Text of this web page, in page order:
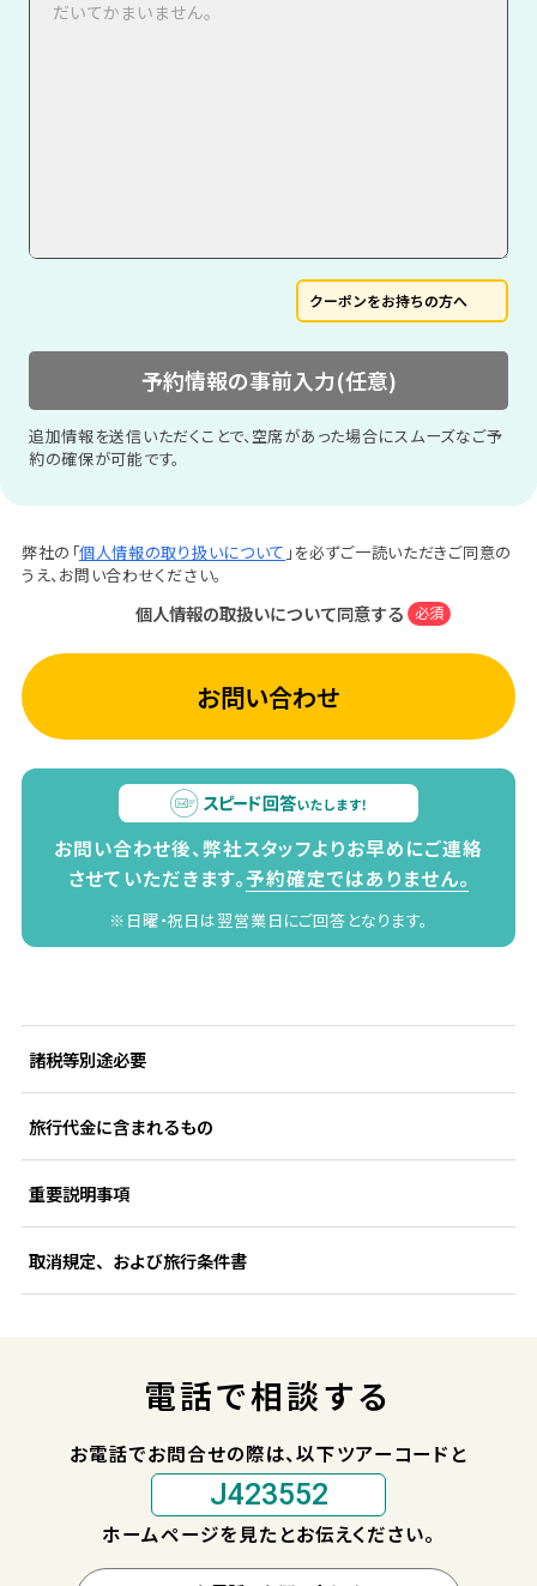
クーポンをお持ちの方へ
予約情報の事前入力(任意)
追加情報を送信いただくことで、空席があった場合にスムーズなご予
約の確保が可能です。
弊社の「個人情報の取り扱いについて 」を必ずご一読いただきご同意の
うえ、お問い合わせください。
個人情報の取扱いについて同意する 必須
お問い合わせ
お問い合わせ後、弊社スタッフよりお早めにご連絡
させていただきます。予約確定ではありません。
※日曜・祝日は翌営業日にご回答となります。
諸税等別途必要
旅行代金に含まれるもの
重要説明事項
取消規定、および旅行条件書
電話で相談する
お電話でお問合せの際は、以下ツアーコードと
J423552
ホームページを見たとお伝えください。